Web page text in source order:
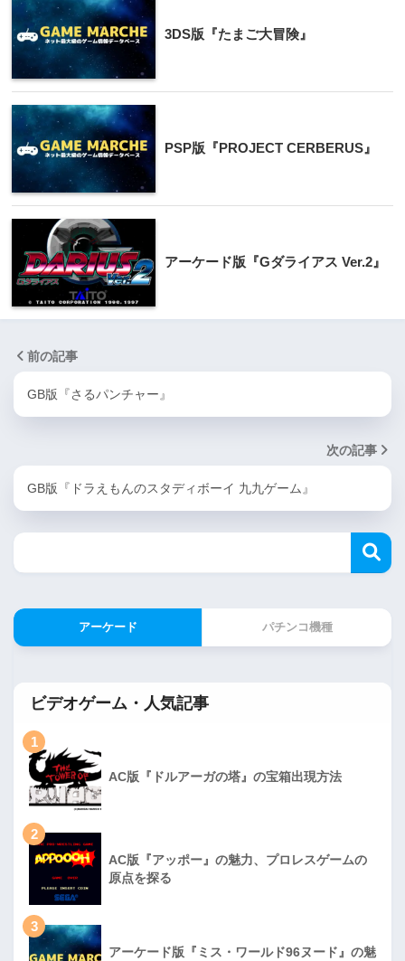
3DS版『たまご大冒険』
PSP版『PROJECT CERBERUS』
アーケード版『Gダライアス Ver.2』
前の記事
GB版『さるパンチャー』
次の記事
GB版『ドラえもんのスタディボーイ 九九ゲーム』
アーケード パチンコ機種
ビデオゲーム・人気記事
1
AC版『ドルアーガの塔』の宝箱出現方法
2
AC版『アッポー』の魅力、プロレスゲームの
原点を探る
3
アーケード版『ミス・ワールド96ヌード』の魅